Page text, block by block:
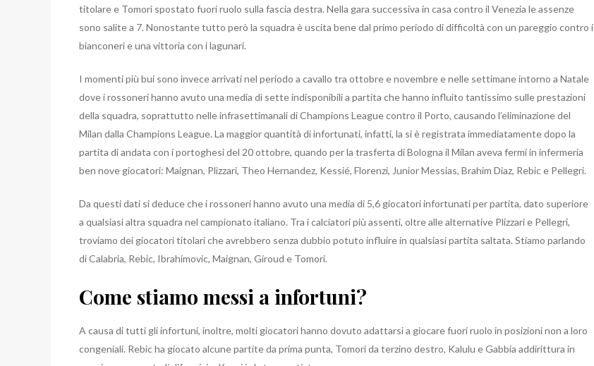
titolare e Tomori spostato fuori ruolo sulla fascia destra. Nella gara successiva in casa contro il Venezia le assenze
sono salite a 7. Nonostante tutto però la squadra è uscita bene dal primo periodo di difficoltà con un pareggio contro i
bianconeri e una vittoria con i lagunari.
I momenti più bui sono invece arrivati nel periodo a cavallo tra ottobre e novembre e nelle settimane intorno a Natale
dove i rossoneri hanno avuto una media di sette indisponibili a partita che hanno influito tantissimo sulle prestazioni
della squadra, soprattutto nelle infrasettimanali di Champions League contro il Porto, causando l’eliminazione del
Milan dalla Champions League. La maggior quantità di infortunati, infatti, la si è registrata immediatamente dopo la
partita di andata con i portoghesi del 20 ottobre, quando per la trasferta di Bologna il Milan aveva fermi in infermeria
ben nove giocatori: Maignan, Plizzari, Theo Hernandez, Kessié, Florenzi, Junior Messias, Brahim Diaz, Rebic e Pellegri.
Da questi dati si deduce che i rossoneri hanno avuto una media di 5,6 giocatori infortunati per partita, dato superiore
a qualsiasi altra squadra nel campionato italiano. Tra i calciatori più assenti, oltre alle alternative Plizzari e Pellegri,
troviamo dei giocatori titolari che avrebbero senza dubbio potuto influire in qualsiasi partita saltata. Stiamo parlando
di Calabria, Rebic, Ibrahimovic, Maignan, Giroud e Tomori.
Come stiamo messi a infortuni?
A causa di tutti gli infortuni, inoltre, molti giocatori hanno dovuto adattarsi a giocare fuori ruolo in posizioni non a loro
congeniali. Rebic ha giocato alcune partite da prima punta, Tomori da terzino destro, Kalulu e Gabbia addirittura in